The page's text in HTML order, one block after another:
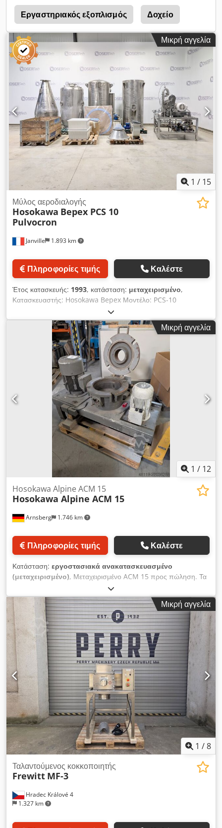
3000 kg/h Ισχύς κινητήρα: 45 kW Ασφάλεια ανοίγματος
πόρτας Έξοδος πνευματικής μεταφοράς κάτω από τον μύλο
Διάμετρος ρότορα: Ø 440 mm Διάμετρος πλέγματος: Ø 450
mm Φίλτρο Donaldson Dalamatic DLMV 25/12 - Έτος: 1997
(2021: ανακατασκευάστηκε από τη Forplex) - Υλικά:
ανοξείδωτος χάλυβας - Τύπος φίλτρου: σακοφίλτρα - Σύστημα
αέρα, ανεμιστήρας: 7,5 kW - Περιστροφική βαλβίδα Ηλεκτρικός
πίνακας - Οθόνη αφής HMI για τον έλεγχο όλης της μονάδας -
Διαχείριση φράζουσας μονάδας - Διαχείριση ασφάλειας -
Διαχείριση συνταγών - Μεταβαλλόμενης ταχύτητας ρυθμιστής
στον κινητήρα του μύλου. Διαστάσεις μύλου: 225 x 113 x 285
εκ. Βάρος: 500 kg
Εργαστηριακός εξοπλισμός Δοχείο
Μικρή αγγελία
1 / 15
Janville 1.893 km
Μύλος αεροδιαλογής
Hosokawa Bepex PCS 10
Pulvocron
Πληροφορίες τιμής Καλέστε
Έτος κατασκευής: 1993, κατάσταση: μεταχειρισμένο,
Κατασκευαστής: Hosokawa Bepex Μοντέλο: PCS-10
(Pulvocron) Έτος: 1993 Τύπος: Αεροδιαχωριστικός μύλος /
Μικρονιστής Ονομαστική απόδοση: 10 kg/h Δοσομετρητής
κοχλία Brabender Φιλτράρισμα και συλλογή προϊόντος με
κυκλώνα + πνευματικός καθαρισμός Βαλβίδα ασφαλείας
ανθεκτική σε εκρήξεις Περιστροφική βαλβίδα στεγανοποίησης
αέρα/προϊόντος Φίλτρο συλλογής Mikropul 12-6-30: Δοχείο
συλλογής προϊόντος με διαχωρισμό λεπτής σκόνης
Εσωτερικές διαστάσεις: Ø 90 cm x 530 cm Crjdpfx
Ajzbynvoggsf Μονάδα λίπανσης με αντλία Αποστείρωση με
ατμό Σχεδιασμός νέας ηλεκτρικής εγκατάστασης (Η ζήτηση
αυτή υπόκειται σε επιπλέον προσφορά) Πλήρης τεχνική
τεκμηρίωση + σχεδιαγράμματα σε χαρτί Χωρητικότητα κάδου
εκροής προϊόντος: 200 kg – 1.100 λίτρα
Μικρή αγγελία
1 / 12
Arnsberg 1.746 km
Hosokawa Alpine ACM 15
Hosokawa Alpine ACM 15
Πληροφορίες τιμής Καλέστε
Κατάσταση: εργοστασιακά ανακατασκευασμένο
(μεταχειρισμένο), Μεταχειρισμένο ACM 15 προς πώληση. Τα
εργαλεία άλεσης ολοκαίνουργια. Τα ρουλεμάν ολοκαίνουργια.
Cjdpfx Aozat Iaoggsrf
Μικρή αγγελία
1 /8
Hradec Králové 4
1.327 km
Ταλαντούμενος κοκκοποιητής
Frewitt MF-3